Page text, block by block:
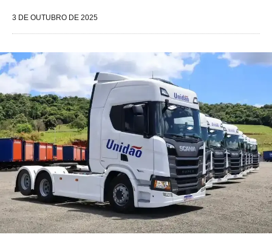
3 DE OUTUBRO DE 2025